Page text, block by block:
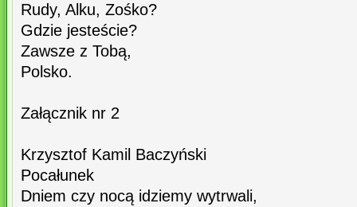
Rudy, Alku, Zośko?
Gdzie jesteście?
Zawsze z Tobą,
Polsko.
Załącznik nr 2
Krzysztof Kamil Baczyński
Pocałunek
Dniem czy nocą idziemy wytrwali,